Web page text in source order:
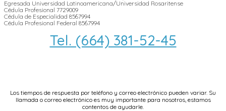
Egresada Universidad Latinoamericana/Universidad Rosaritense
Cédula Profesional 7729009
Cédula de Especialidad 8567994
Cédula Profesional Federal 8567994
Tel. (664) 381-52-45
Los tiempos de respuesta por teléfono y correo electrónico pueden variar. Su
llamada o correo electrónico es muy importante para nosotros, estamos
contentos de ayudarle.